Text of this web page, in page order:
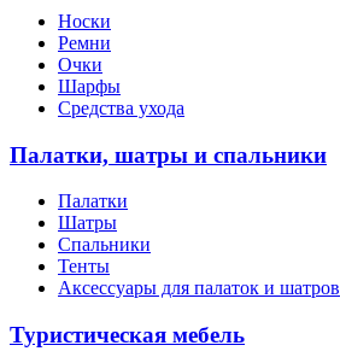
Носки
Ремни
Очки
Шарфы
Средства ухода
Палатки, шатры и спальники
Палатки
Шатры
Спальники
Тенты
Аксессуары для палаток и шатров
Туристическая мебель